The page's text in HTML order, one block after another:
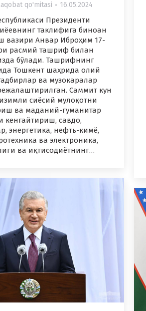
qo'mitasi 16.05.2024
Президенти
таклифига биноан
вазири Анвар Иброҳим 17-
расмий ташриф билан
бўлади. Ташрифнинг
Тошкент шаҳрида олий
ва музокаралар
Саммит кун
сиёсий мулоқотни
ва маданий-гуманитар
савдо,
энергетика, нефть-кимё,
ва электроника,
ва иқтисодиётнинг…